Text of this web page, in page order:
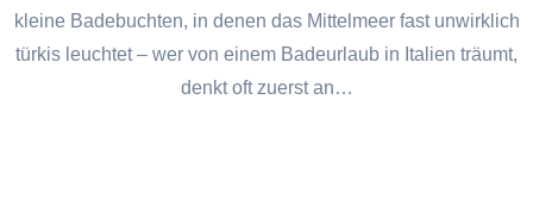
kleine Badebuchten, in denen das Mittelmeer fast unwirklich
türkis leuchtet – wer von einem Badeurlaub in Italien träumt,
denkt oft zuerst an…